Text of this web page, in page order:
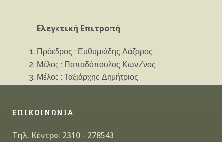
Ελεγκτική Επιτροπή
Πρόεδρος : Ευθυμιάδης Λάζαρος
Μέλος : Παπαδόπουλος Κων/νος
Μέλος : Ταξιάρχης Δημήτριος
ΕΠΙΚΟΙΝΩΝΙΑ
Τηλ. Κέντρο: 2310 - 278543